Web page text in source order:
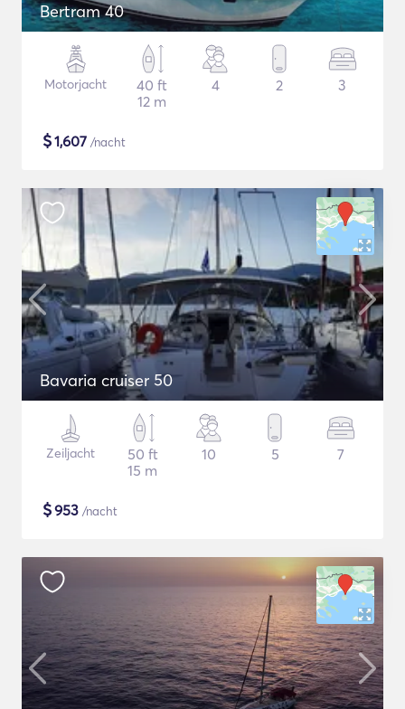
Bertram 40
Motorjacht
40 ft
12 m
4 2 3
$1,607 /nacht
Bavaria cruiser 50
Zeiljacht
50 ft
15 m
10 5 7
$953 /nacht